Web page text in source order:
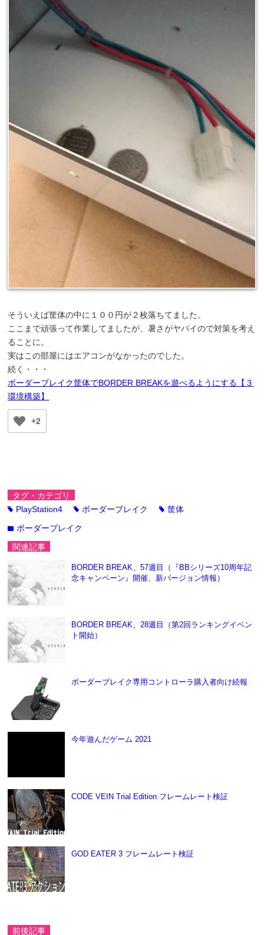
そういえば筐体の中に１００円が２枚落ちてました。
ここまで頑張って作業してましたが、暑さがヤバイので対策を考え
ることに。
実はこの部屋にはエアコンがなかったのでした。
続く・・・
ボーダーブレイク筐体でBORDER BREAKを遊べるようにする【３
環境構築】
+2
タグ・カテゴリ
tag PlayStation4 tagボーダーブレイク tag筐体
folderボーダーブレイク
関連記事
BORDER BREAK、57週目（『BBシリーズ10周年記
念キャンペーン』開催、新バージョン情報）
BORDER BREAK、28週目（第2回ランキングイベン
ト開始）
ボーダーブレイク専用コントローラ購入者向け続報
今年遊んだゲーム 2021
CODE VEIN Trial Edition フレームレート検証
GOD EATER 3 フレームレート検証
前後記事